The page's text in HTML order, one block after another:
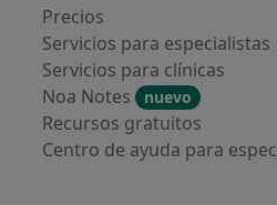
Precios
Servicios para especialistas
Servicios para clínicas
Noa Notes
nuevo
Recursos gratuitos
Centro de ayuda para